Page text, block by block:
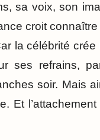
sa voix, son
croit
la célébrité
ses refrains,
soir. Mais
Et